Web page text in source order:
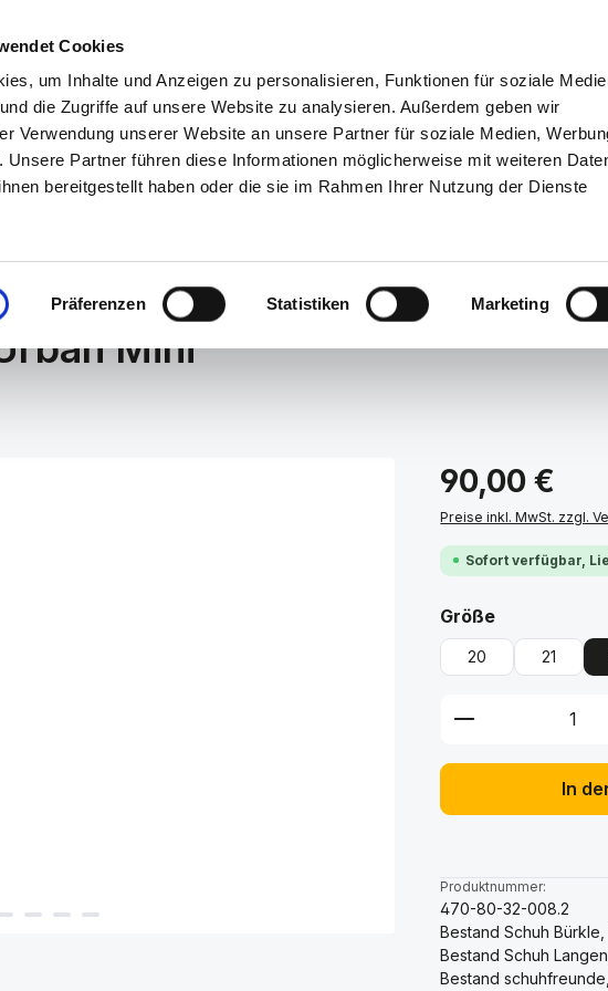
Cookies
um Inhalte und Anzeigen zu personalisieren, Funktionen für soziale
die Zugriffe auf unsere Website zu analysieren. Außerdem geben wir
Verwendung unserer Website an unsere Partner für soziale Medien,
Unsere Partner führen diese Informationen möglicherweise mit weiteren
bereitgestellt haben oder die sie im Rahmen Ihrer Nutzung der Dienste
Präferenzen Statistiken Marketing
Alle Kategorien
KINDERSCHUHE ACCESSOIRES TASCHEN GUTSCHEINE
Mini
Regulärer Preis:
90,00 €
Preise inkl. MwSt. zzgl.
Sofort verfügbar,
Größeauswählen
20 21
Produkt
In
Produktnummer:
470-80-32-008.2
Bestand Schuh Bürkle,
Bestand Schuh
Bestand